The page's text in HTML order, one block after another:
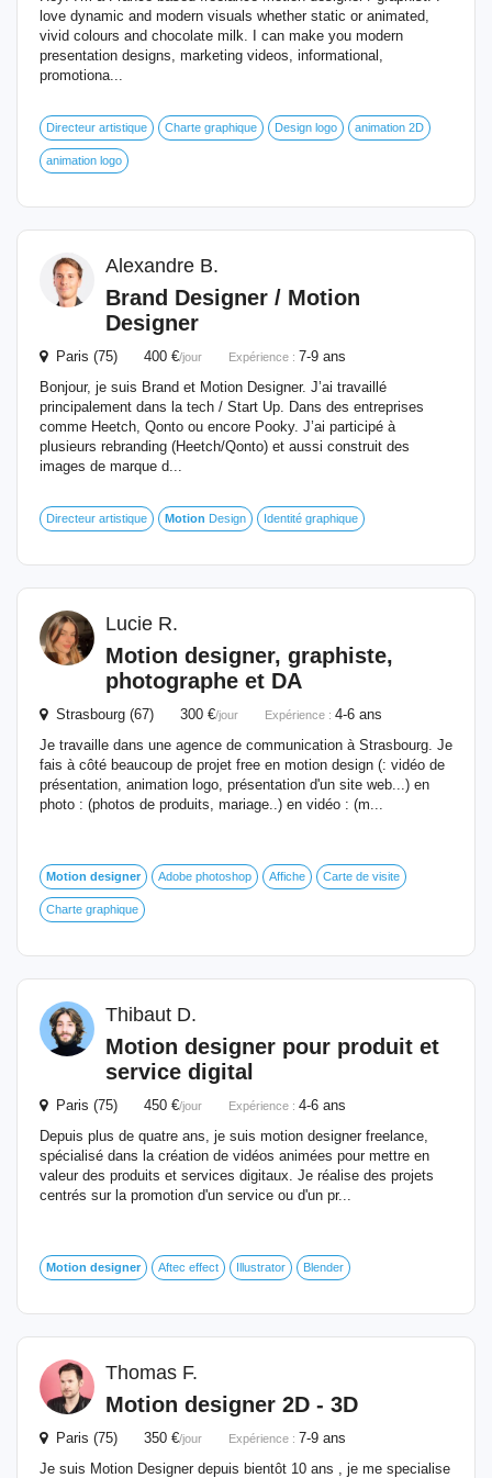
love dynamic and modern visuals whether static or animated,
vivid colours and chocolate milk. I can make you modern
presentation designs, marketing videos, informational,
promotiona...
Directeur artistique Charte graphique Design logo animation 2D
animation logo
Alexandre B.
Brand Designer / Motion
Designer
Paris (75) 400 €/jour Expérience : 7-9 ans
Bonjour, je suis Brand et Motion Designer. J’ai travaillé
principalement dans la tech / Start Up. Dans des entreprises
comme Heetch, Qonto ou encore Pooky. J’ai participé à
plusieurs rebranding (Heetch/Qonto) et aussi construit des
images de marque d...
Directeur artistique Motion Design Identité graphique
Lucie R.
Motion designer, graphiste,
photographe et DA
Strasbourg (67) 300 €/jour Expérience : 4-6 ans
Je travaille dans une agence de communication à Strasbourg. Je
fais à côté beaucoup de projet free en motion design (: vidéo de
présentation, animation logo, présentation d'un site web...) en
photo : (photos de produits, mariage..) en vidéo : (m...
Motion designer Adobe photoshop Affiche Carte de visite
Charte graphique
Thibaut D.
Motion designer pour produit et
service digital
Paris (75) 450 €/jour Expérience : 4-6 ans
Depuis plus de quatre ans, je suis motion designer freelance,
spécialisé dans la création de vidéos animées pour mettre en
valeur des produits et services digitaux. Je réalise des projets
centrés sur la promotion d'un service ou d'un pr...
Motion designer Aftec effect Illustrator Blender
Thomas F.
Motion designer 2D - 3D
Paris (75) 350 €/jour Expérience : 7-9 ans
Je suis Motion Designer depuis bientôt 10 ans , je me specialise